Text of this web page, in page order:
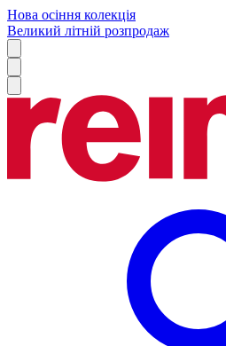
Нова осіння колекція
Великий літній розпродаж